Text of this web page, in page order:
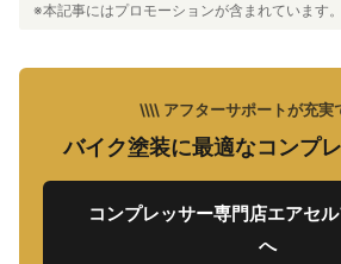
※本記事にはプロモーションが含まれています。
\\\\ アフターサポートが充実
バイク塗装に最適なコンプ
コンプレッサー専門店エアセ
へ